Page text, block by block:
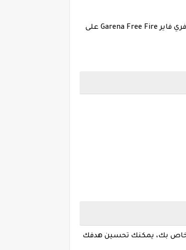
فري فاير
Garena Free Fire على
بك، يمكنك تحسين هدفك